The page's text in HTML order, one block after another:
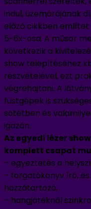
indul, üzemórájának
előző cikkben
5-6x-osa. A műsor
következik a
show telepítéséhez
részvételével, ezt
végrehajtani. A
füstgépek is
sötétben és
igazán.
Az egyedi lézer
komplett csapat
– egyeztetés a
– forgatókönyv író,
hozzátartozó,
– hangjátéknál